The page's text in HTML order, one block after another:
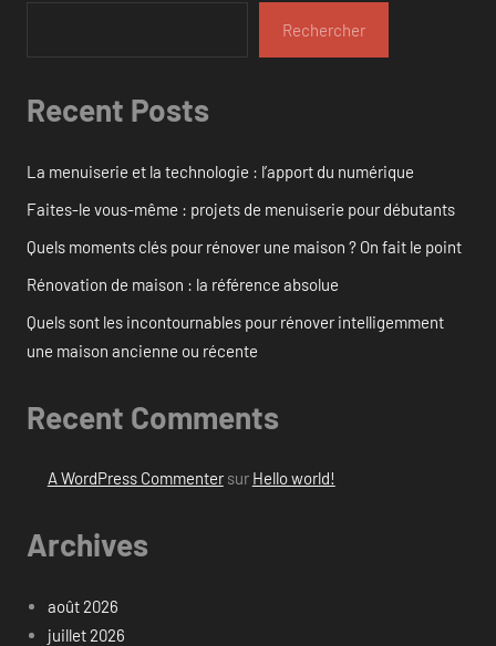
Rechercher
Recent Posts
La menuiserie et la technologie : l’apport du numérique
Faites-le vous-même : projets de menuiserie pour débutants
Quels moments clés pour rénover une maison ? On fait le point
Rénovation de maison : la référence absolue
Quels sont les incontournables pour rénover intelligemment
une maison ancienne ou récente
Recent Comments
A WordPress Commentersur Hello world!
Archives
août 2026
juillet 2026